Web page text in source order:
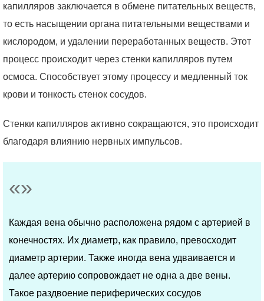
капилляров заключается в обмене питательных веществ,
то есть насыщении органа питательными веществами и
кислородом, и удалении переработанных веществ. Этот
процесс происходит через стенки капилляров путем
осмоса. Способствует этому процессу и медленный ток
крови и тонкость стенок сосудов.
Стенки капилляров активно сокращаются, это происходит
благодаря влиянию нервных импульсов.
Каждая вена обычно расположена рядом с артерией в
конечностях. Их диаметр, как правило, превосходит
диаметр артерии. Также иногда вена удваивается и
далее артерию сопровождает не одна а две вены.
Такое раздвоение периферических сосудов